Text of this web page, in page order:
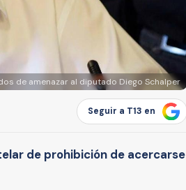
de amenazar al diputado Diego Schalper
Seguir a T13 en
de prohibición de acercarse